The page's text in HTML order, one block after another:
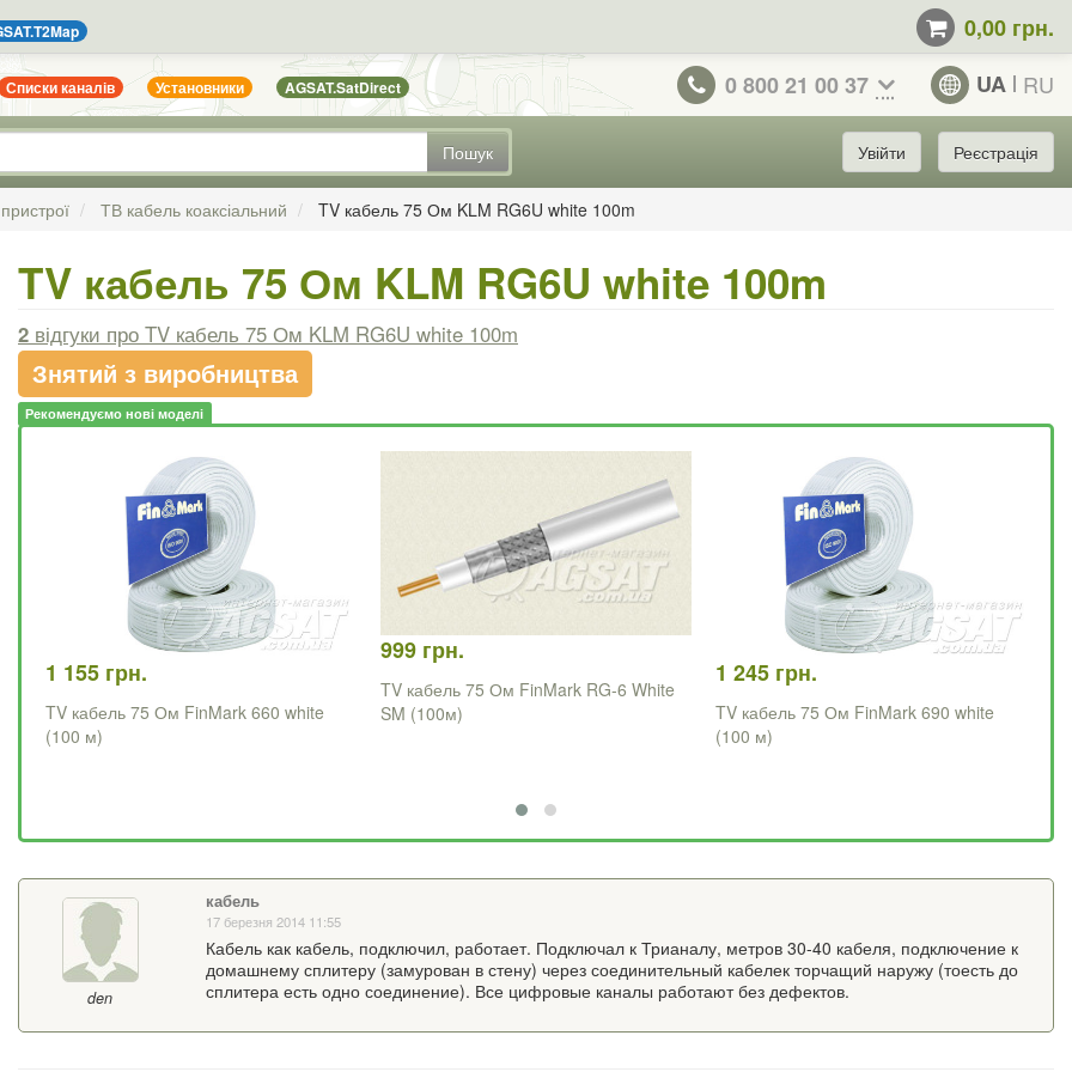
0,00 грн.
Списки каналів Установники AGSAT.SatDirect 0 800 21 00 37 UA RU
Пошук Увійти Реєстрація
ТВ кабель коаксіальний TV кабель 75 Ом KLM RG6U white 100m
TV кабель 75 Ом KLM RG6U white 100m
2 відгуки про TV кабель 75 Ом KLM RG6U white 100m
Знятий з виробництва
Рекомендуємо нові моделі
1 155 грн.
TV кабель 75 Ом FinMark 660 white
(100 м)
999 грн.
TV кабель 75 Ом FinMark RG-6 White
SM (100м)
1 245 грн.
TV кабель 75 Ом FinMark 690 white
(100 м)
den
кабель
17 березня 2014 11:55
Кабель как кабель, подключил, работает. Подключал к Трианалу, метров 30-40 кабеля, подключение к
домашнему сплитеру (замурован в стену) через соединительный кабелек торчащий наружу (тоесть до
сплитера есть одно соединение). Все цифровые каналы работают без дефектов.